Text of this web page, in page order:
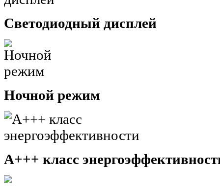
Светодиодный дисплей
Ночной режим
A+++ класс